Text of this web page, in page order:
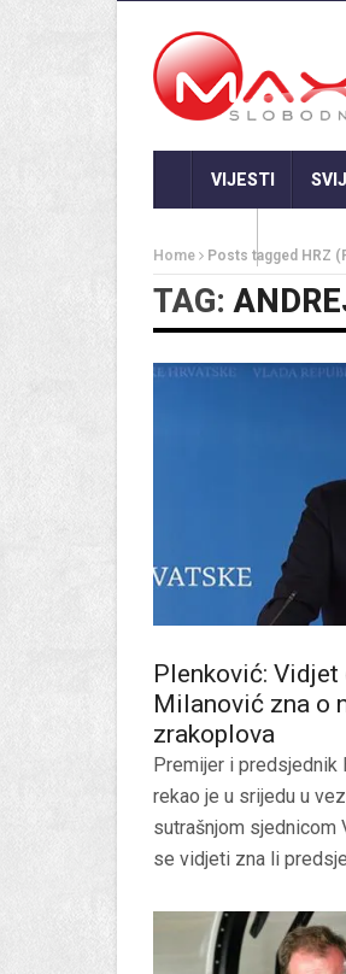
VIJESTI
Home Posts tagged HRZ
TAG:
Plenković:
Milanović zna o
zrakoplova
Premijer i predsjednik
rekao je u srijedu u
sutrašnjom sjednicom
se vidjeti zna li